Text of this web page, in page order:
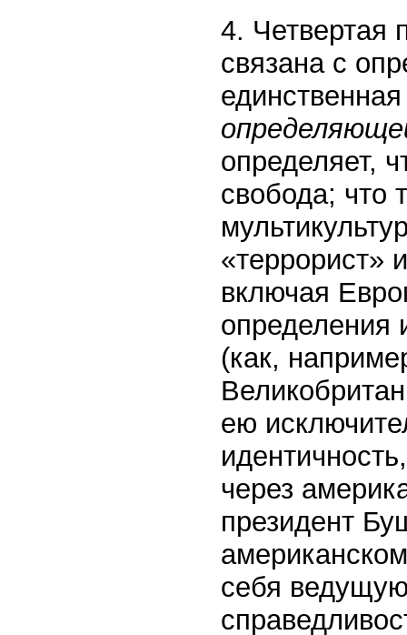
4. Четвертая
связана с
определяет,
свобода; что
«террорист»
включая
определения
(как,
ею
через
президент
себя